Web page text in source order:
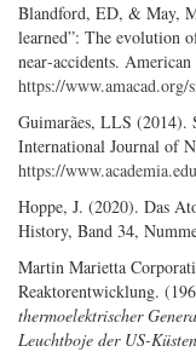
Blandford, ED, & May,
learned”: The evolution
near‑accidents.
https://www.amacad.org/
Guimarães, LLS (2014).
International Journal of
https://
Hoppe, J. (2020). Das
History, Band 34,
Martin Marietta
Reaktorentwicklung.
thermoelektrischer
Leuchtboje der US-